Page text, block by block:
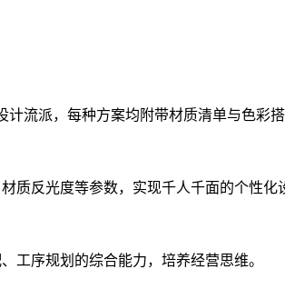
流派，每种方案均附带材质清单与色彩搭
质反光度等参数，实现千人千面的个性化
工序规划的综合能力，培养经营思维。